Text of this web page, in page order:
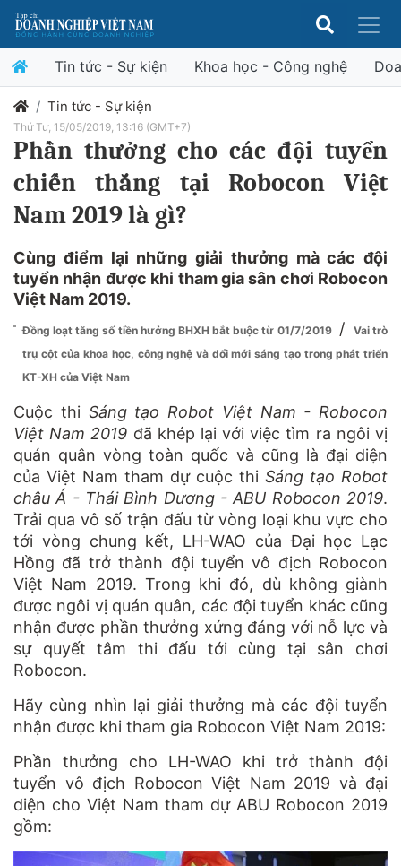
Tin tức - Sự kiện Khoa học - Công nghệ
Tin tức - Sự kiện
Thứ Tư, 15/05/2019, 13:16 (GMT+7)
Phần thưởng cho các đội tuyển
chiến thắng tại Robocon Việt
Nam 2019 là gì?
Cùng điểm lại những giải thưởng mà các đội
tuyển nhận được khi tham gia sân chơi Robocon
Việt Nam 2019.
Đồng loạt tăng số tiền hưởng BHXH bắt buộc từ 01/7/2019 /
Vai trò
trụ cột của khoa học, công nghệ và đổi mới sáng tạo trong phát triển
KT-XH của Việt Nam
Cuộc thi Sáng tạo Robot Việt Nam - Robocon
Việt Nam 2019 đã khép lại với việc tìm ra ngôi vị
quán quân vòng toàn quốc và cũng là đại diện
của Việt Nam tham dự cuộc thi Sáng tạo Robot
châu Á - Thái Bình Dương - ABU Robocon 2019.
Trải qua vô số trận đấu từ vòng loại khu vực cho
tới vòng chung kết, LH-WAO của Đại học Lạc
Hồng đã trở thành đội tuyển vô địch Robocon
Việt Nam 2019. Trong khi đó, dù không giành
được ngôi vị quán quân, các đội tuyển khác cũng
nhận được phần thưởng xứng đáng với nỗ lực và
sự quyết tâm thi đấu tới cùng tại sân chơi
Robocon.
Hãy cùng nhìn lại giải thưởng mà các đội tuyển
nhận được khi tham gia Robocon Việt Nam 2019:
Phần thưởng cho LH-WAO khi trở thành đội
tuyển vô địch Robocon Việt Nam 2019 và đại
diện cho Việt Nam tham dự ABU Robocon 2019
gồm: